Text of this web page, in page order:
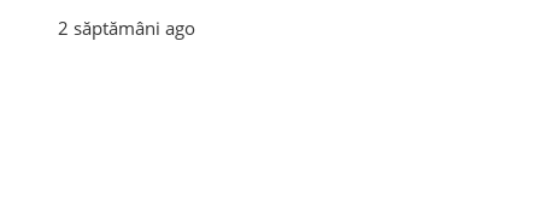
2 săptămâni ago